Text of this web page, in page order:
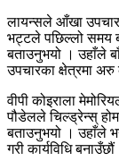
लायन्सले आँखा
भट्टले पछिल्लो समय
बताउनुभयो । उहाँले
उपचारका क्षेत्रमा अरु
वीपी कोइराला
पौडेलले चिल्ड्रेन्स्
बताउनुभयो । उहाँले
गरी कार्यविधि